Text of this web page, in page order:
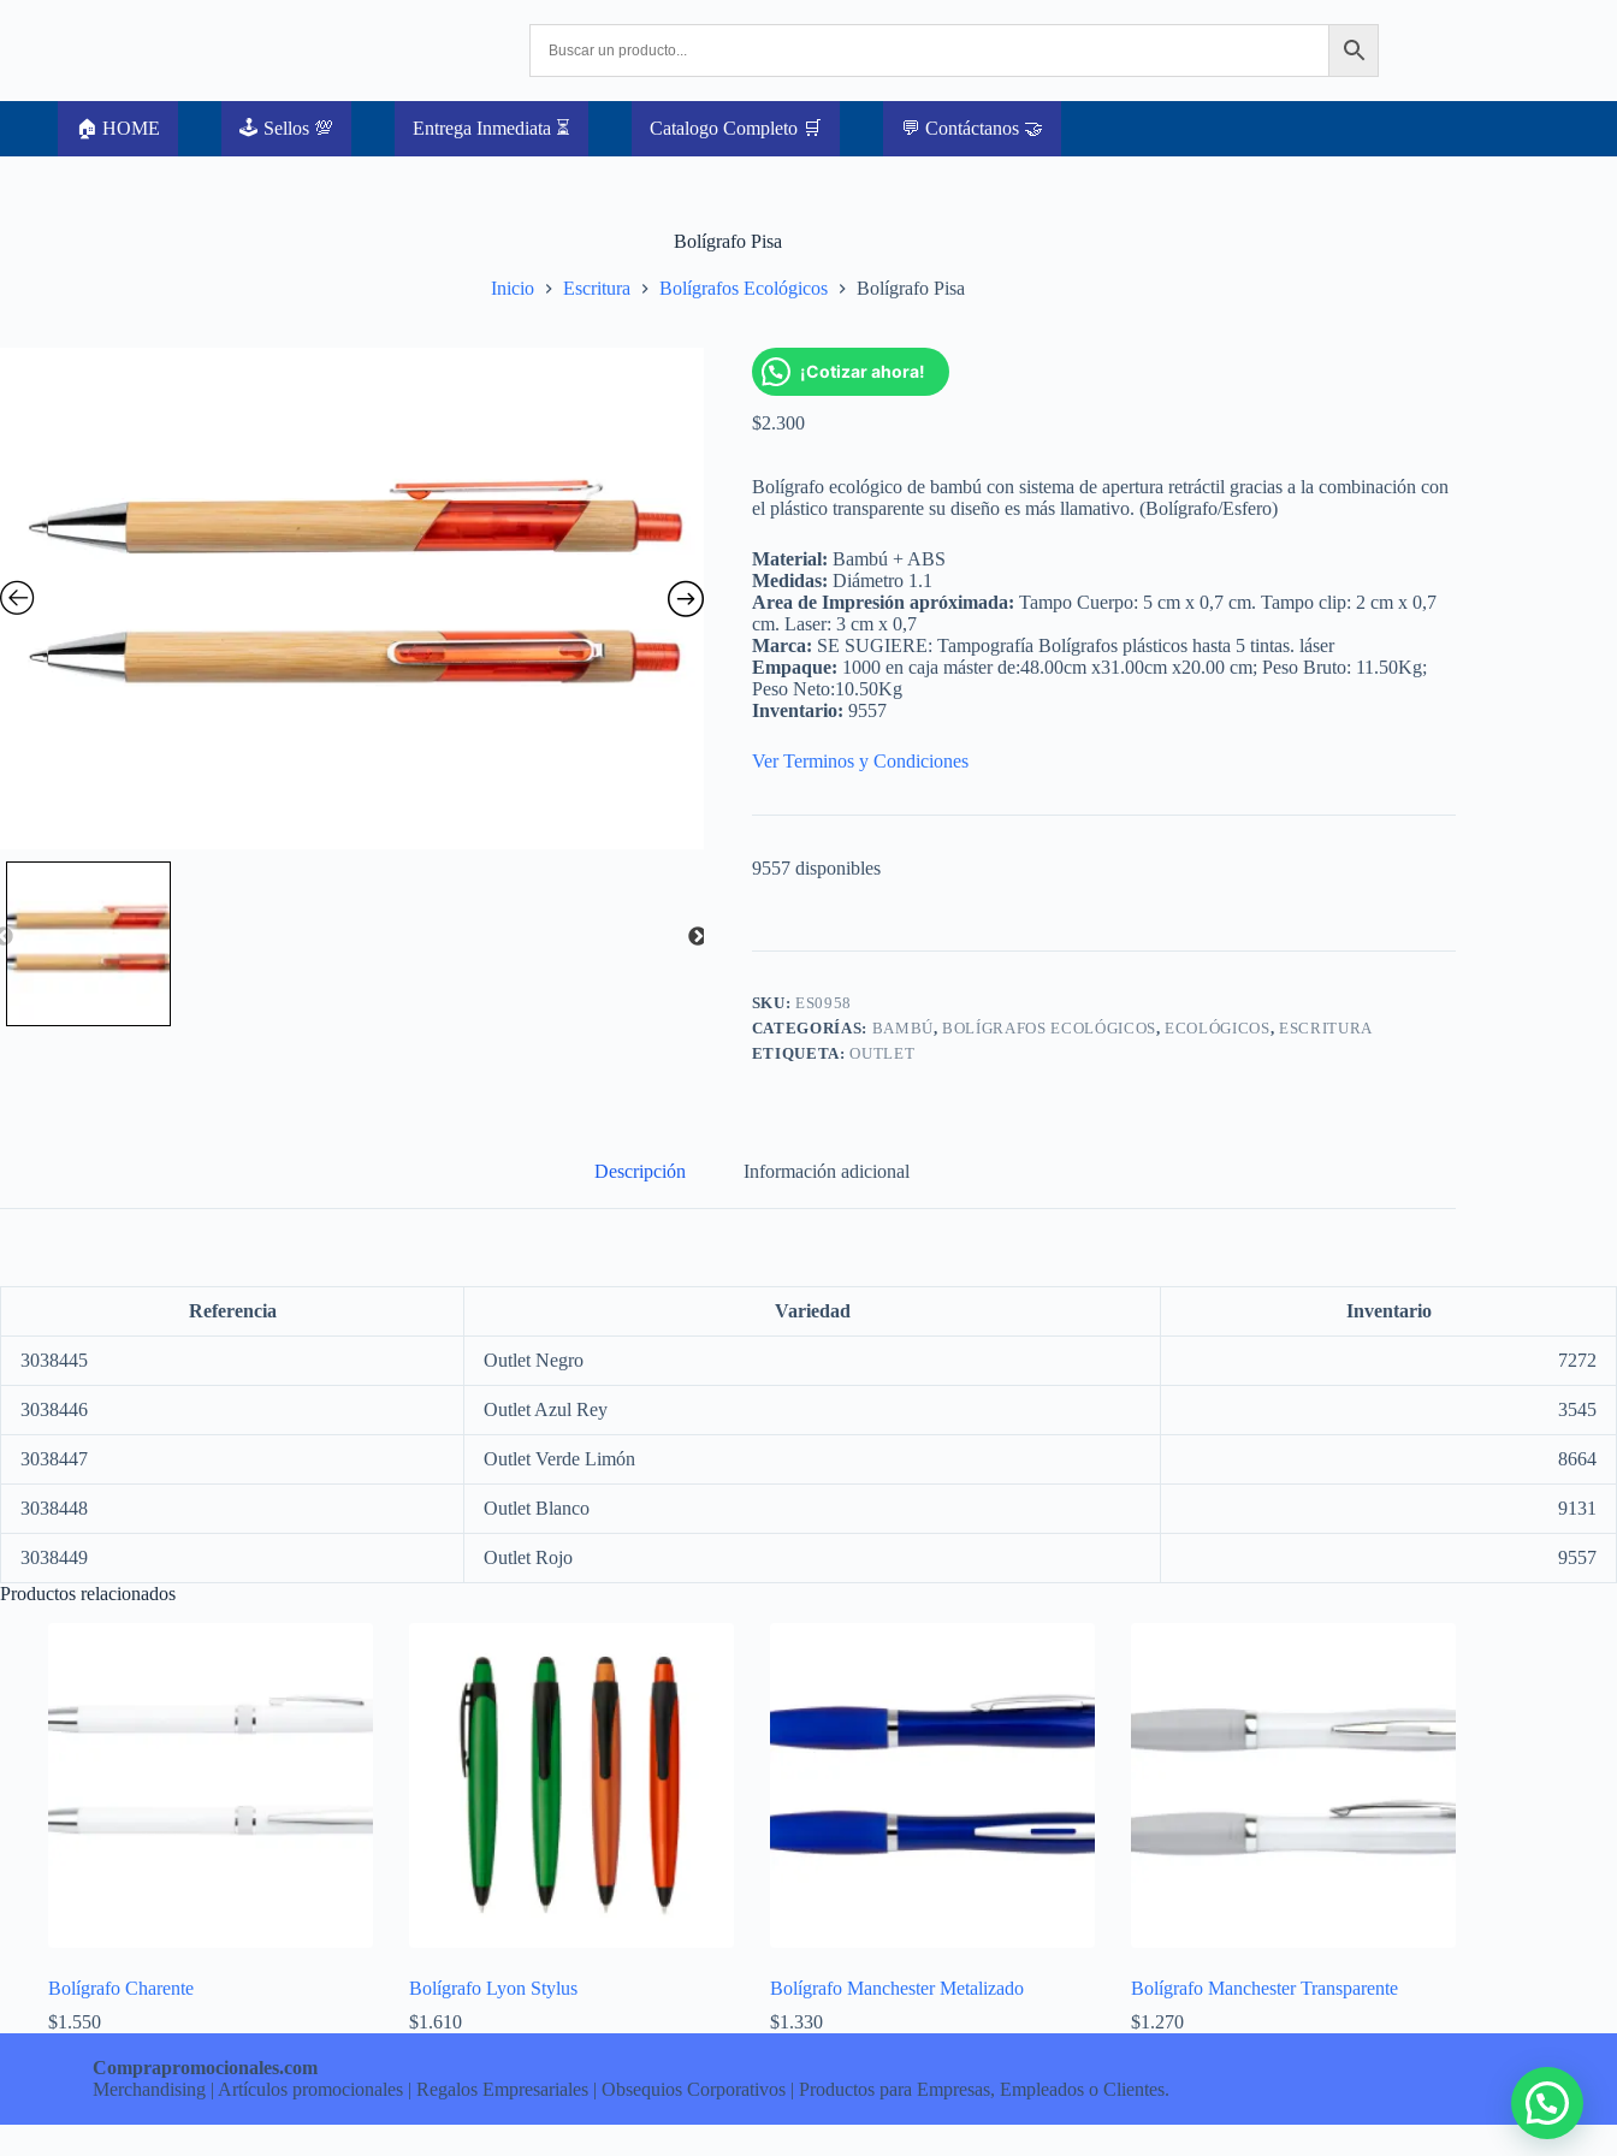
🏠 HOME 🕹️ Sellos 💯 Entrega Inmediata ⏳ Catalogo Completo 🛒 💬 Contáctanos 🤝
Bolígrafo Pisa
Inicio Escritura Bolígrafos Ecológicos Bolígrafo Pisa
¡Cotizar ahora!
$2.300
Bolígrafo ecológico de bambú con sistema de apertura retráctil gracias a la combinación con
el plástico transparente su diseño es más llamativo. (Bolígrafo/Esfero)
Material: Bambú + ABS
Medidas: Diámetro 1.1
Area de Impresión apróximada: Tampo Cuerpo: 5 cm x 0,7 cm. Tampo clip: 2 cm x 0,7
cm. Laser: 3 cm x 0,7
Marca: SE SUGIERE: Tampografía Bolígrafos plásticos hasta 5 tintas. láser
Empaque: 1000 en caja máster de:48.00cm x31.00cm x20.00 cm; Peso Bruto: 11.50Kg;
Peso Neto:10.50Kg
Inventario: 9557
Ver Terminos y Condiciones
9557 disponibles
SKU:ES0958
CATEGORÍAS: BAMBÚ,BOLÍGRAFOS ECOLÓGICOS,ECOLÓGICOS, ESCRITURA
ETIQUETA:OUTLET
Descripción Información adicional
Referencia Variedad Inventario
3038445 Outlet Negro 7272
3038446 Outlet Azul Rey 3545
3038447 Outlet Verde Limón 8664
3038448 Outlet Blanco 9131
3038449 Outlet Rojo
9557
Productos relacionados
Bolígrafo Charente
$1.550
Bolígrafo Lyon Stylus
$1.610
Bolígrafo Manchester Metalizado
$1.330
Bolígrafo Manchester Transparente
$1.270
Comprapromocionales.com
Merchandising | Artículos promocionales | Regalos Empresariales | Obsequios Corporativos | Productos para Empresas, Empleados o Clientes.